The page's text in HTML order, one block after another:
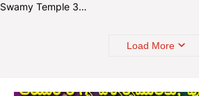
Swamy Temple 3…
Load More